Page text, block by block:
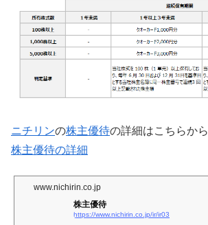
ニチリンの株主優待の詳細はこちらから
株主優待の詳細
www.nichirin.co.jp
株主優待
https://www.nichirin.co.jp/ir/ir03